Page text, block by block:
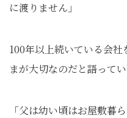
に渡りません」
100年以上続いている会
まが大切なのだと語ってい
「父は幼い頃はお屋敷暮